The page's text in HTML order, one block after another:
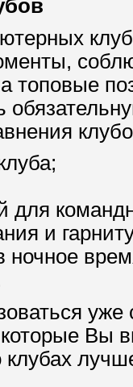
топовые
для
и
ночное
которые